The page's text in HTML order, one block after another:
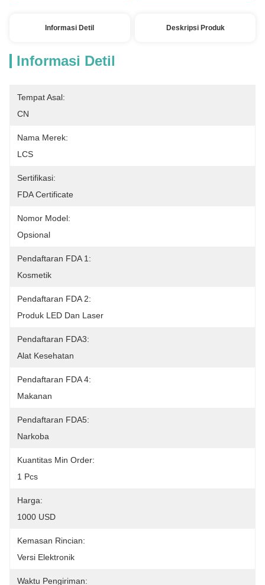
Informasi Detil Deskripsi Produk
Informasi Detil
Tempat Asal:
CN
Nama Merek:
LCS
Sertifikasi:
FDA Certificate
Nomor Model:
Opsional
Pendaftaran FDA 1:
Kosmetik
Pendaftaran FDA 2:
Produk LED Dan Laser
Pendaftaran FDA3:
Alat Kesehatan
Pendaftaran FDA 4:
Makanan
Pendaftaran FDA5:
Narkoba
Kuantitas Min Order:
1 Pcs
Harga:
1000 USD
Kemasan Rincian:
Versi Elektronik
Waktu Pengiriman: